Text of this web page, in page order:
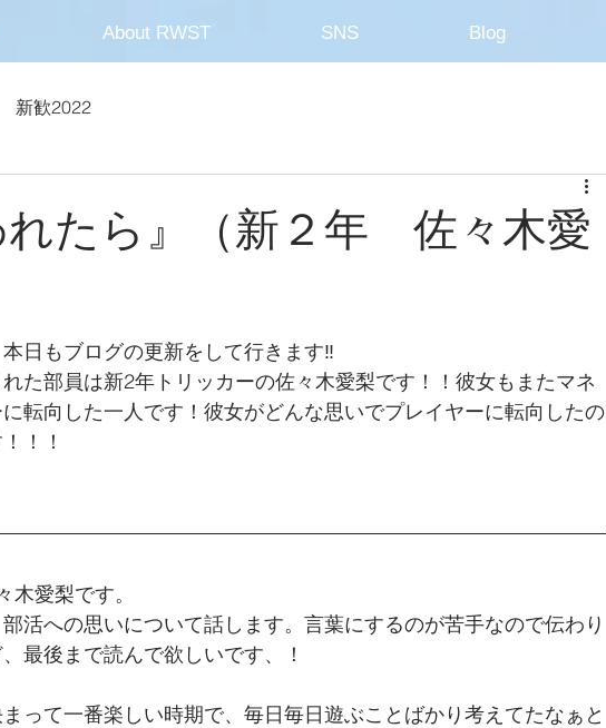
About RWST SNS Blog
新歓2022
れたら』（新２年 佐々木愛
日もブログの更新をして行きます‼️
た部員は新2年トリッカーの佐々木愛梨です！！彼女もまたマネ
転向した一人です！彼女がどんな思いでプレイヤーに転向したの
！！
愛梨です。
活への思いについて話します。言葉にするのが苦手なので伝わり
最後まで読んで欲しいです、！
って一番楽しい時期で、毎日毎日遊ぶことばかり考えてたなぁと